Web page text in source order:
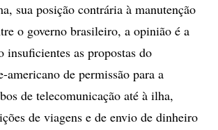
sua posição contrária à manutenção
o governo brasileiro, a opinião é a
insuficientes as propostas do
americano de permissão para a
de telecomunicação até à ilha,
de viagens e de envio de dinheiro